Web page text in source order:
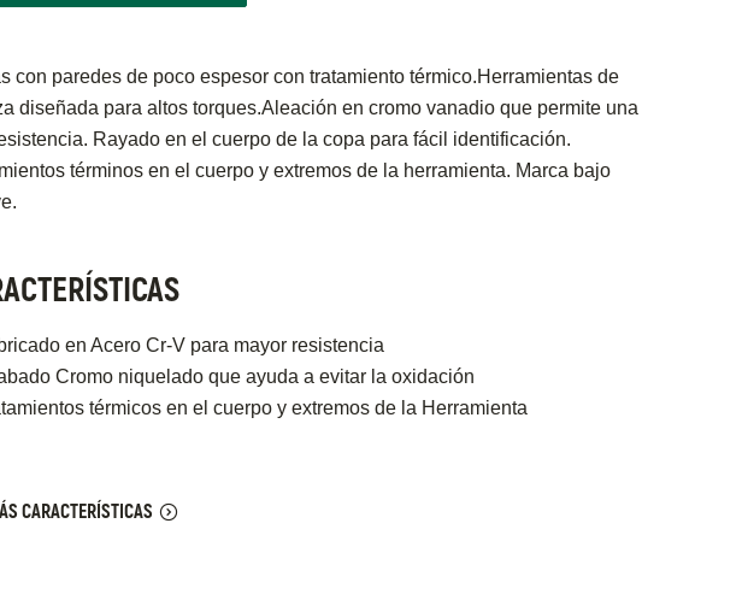
con paredes de poco espesor con tratamiento térmico.Herramientas de
diseñada para altos torques.Aleación en cromo vanadio que permite una
Rayado en el cuerpo de la copa para fácil identificación.
términos en el cuerpo y extremos de la herramienta. Marca bajo
en Acero Cr-V para mayor resistencia
Cromo niquelado que ayuda a evitar la oxidación
térmicos en el cuerpo y extremos de la Herramienta
CARACTERÍSTICAS